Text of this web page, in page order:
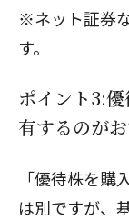
※ネット証券
す。
ポイント3:
有するのが
「優待株を
は別ですが、